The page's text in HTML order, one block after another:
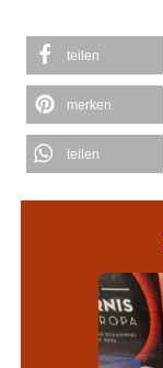
teilen
merken
teilen